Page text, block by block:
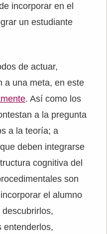
incorporar en el
un estudiante
de actuar,
a una meta, en este
. Así como los
a la pregunta
a la teoría; a
deben integrarse
cognitiva del
son
el alumno
entenderlos,